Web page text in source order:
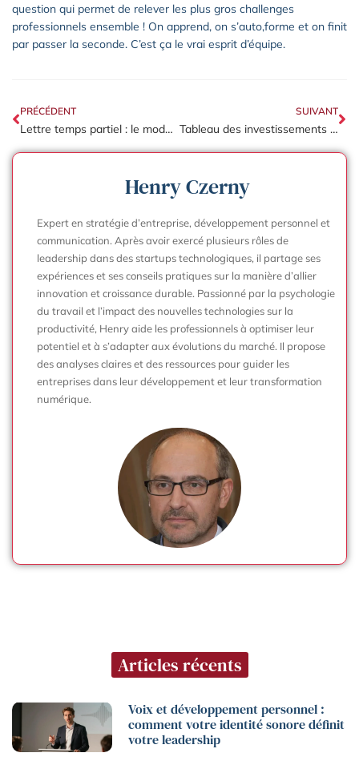
question qui permet de relever les plus gros challenges
professionnels ensemble ! On apprend, on s’auto,forme et on finit
par passer la seconde. C’est ça le vrai esprit d’équipe.
PRÉCÉDENT
Lettre temps partiel : le modèle type pour réussir votre demande officielle
SUIVANT
Tableau des investissements : la méthode efficace pour structurer ses dépenses initiales
Henry Czerny
Expert en stratégie d’entreprise, développement personnel et
communication. Après avoir exercé plusieurs rôles de
leadership dans des startups technologiques, il partage ses
expériences et ses conseils pratiques sur la manière d’allier
innovation et croissance durable. Passionné par la psychologie
du travail et l’impact des nouvelles technologies sur la
productivité, Henry aide les professionnels à optimiser leur
potentiel et à s’adapter aux évolutions du marché. Il propose
des analyses claires et des ressources pour guider les
entreprises dans leur développement et leur transformation
numérique.
Articles récents
Voix et développement personnel :
comment votre identité sonore définit
votre leadership